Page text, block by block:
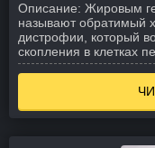
Описание: Жировым
называют обратимый
дистрофии, который
скопления в клетках